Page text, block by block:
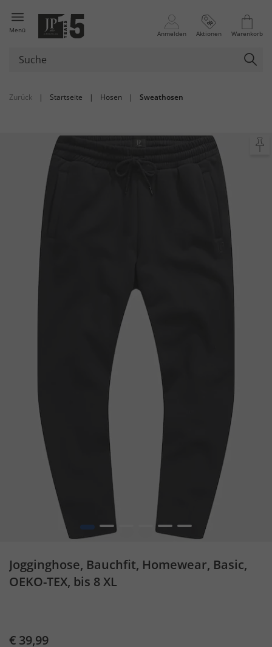
Menü Anmelden Aktionen Warenkorb
Zurück | Startseite | Hosen | Sweathosen
1 2 5 6
Jogginghose, Bauchfit, Homewear, Basic,
OEKO-TEX, bis 8 XL
€ 39,99